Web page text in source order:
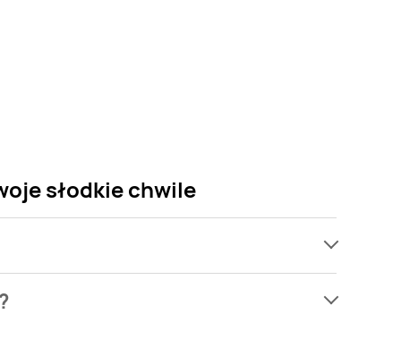
słodkie chwile